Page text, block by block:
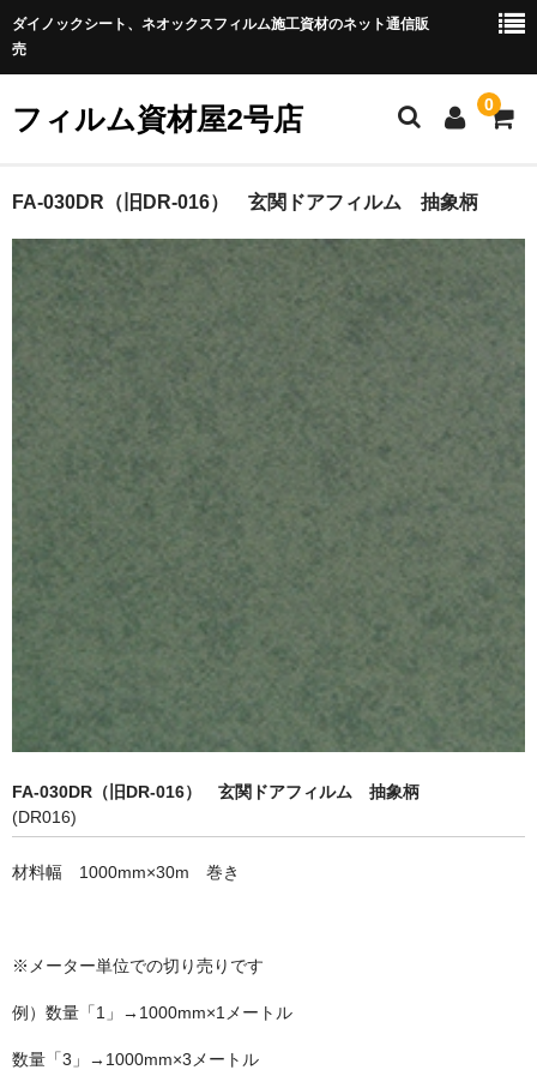
ダイノックシート、ネオックスフィルム施工資材のネット通信販
売
フィルム資材屋2号店 0
ホーム
商品カテゴリー
★化粧フィルム
◆ネオシリーズ
◆ダイノックフィルム
◆玄関ドア用フィルム
★施工用具（補助用具）
内装工事向け
浴室（水廻り）工事向け
カーラッピング向け
スキージー/スキージーカバー
接着剤/糊落とし/テープ類
送料について
マイページ
FA-030DR（旧DR-016） 玄関ドアフィルム 抽象柄
FA-030DR（旧DR-016） 玄関ドアフィルム 抽象柄
(DR016)
材料幅 1000mm×30m 巻き
※メーター単位での切り売りです
例）数量「1」→1000mm×1メートル
数量「3」→1000mm×3メートル